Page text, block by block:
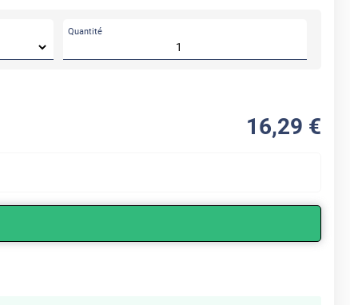
Quantité
16,29 €